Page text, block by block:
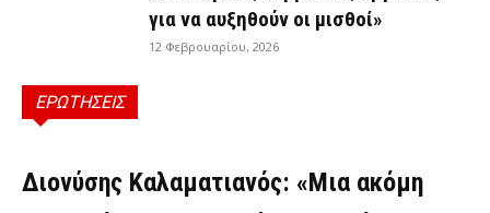
για να αυξηθούν οι μισθοί»
12 Φεβρουαρίου, 2026
ΕΡΩΤΗΣΕΙΣ
ΕΡΩΤΉΣΕΙΣ
Διονύσης Καλαματιανός: «Μια ακόμη